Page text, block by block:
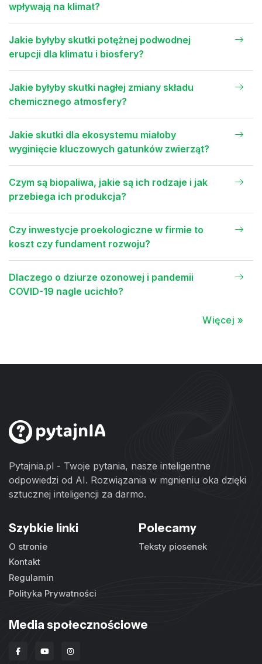
wpływają na klimat?
Jakie byłyby skutki potężnej podwodnej
erupcji dla klimatu i biosfery?
Jakie byłyby skutki nagłej zmiany składu
chemicznego atmosfery?
Jakie skutki dla ekosystemu miałoby
wyginięcie kluczowych gatunków zwierząt?
Czym są biopaliwa, jakie są ich rodzaje i jak
przebiega ich produkcja?
Czy inwestycje proekologiczne w firmie to
koszt czy fundament rozwoju?
Dlaczego o dziurze ozonowej i pandemii
COVID-19 nagle ucichło?
Więcej »
Pytajnia.pl - Twoje pytania, nasze inteligentne
odpowiedzi od AI. Rozwiązania w mgnieniu oka dzięki
sztucznej inteligencji za darmo.
Szybkie linki
O stronie
Kontakt
Regulamin
Polityka Prywatności
Polecamy
Teksty piosenek
Media społecznościowe